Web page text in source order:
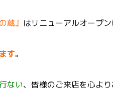
蔵』 はリニューアルオープ
す。
ない、皆様のご来店を心より